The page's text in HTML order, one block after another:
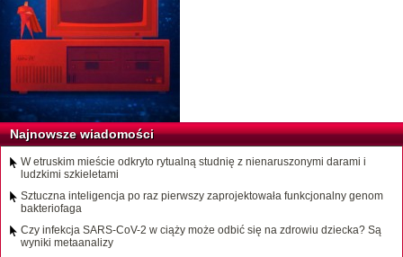
Najnowsze wiadomości
W etruskim mieście odkryto rytualną studnię z nienaruszonymi darami i
ludzkimi szkieletami
Sztuczna inteligencja po raz pierwszy zaprojektowała funkcjonalny genom
bakteriofaga
Czy infekcja SARS-CoV-2 w ciąży może odbić się na zdrowiu dziecka? Są
wyniki metaanalizy